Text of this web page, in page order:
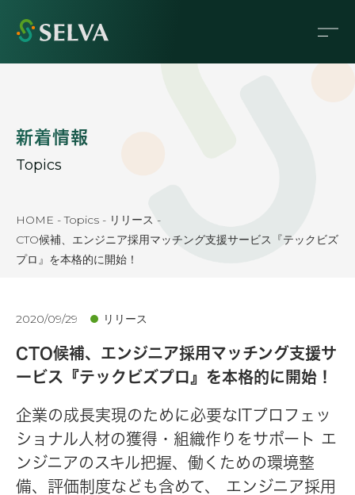
新着情報
Topics
HOME -Topics - リリース -
CTO候補、エンジニア採用マッチング支援サービス『テックビズ
プロ』を本格的に開始！
2020/09/29 リリース
CTO候補、エンジニア採用マッチング支援サ
ービス『テックビズプロ』を本格的に開始！
企業の成長実現のために必要なITプロフェッ
ショナル人材の獲得・組織作りをサポート エ
ンジニアのスキル把握、働くための環境整
備、評価制度なども含めて、 エンジニア採用